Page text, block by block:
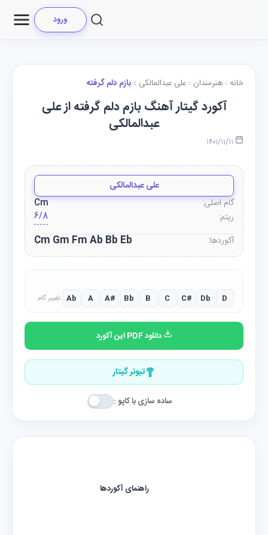
ورود
خانه هنرمندان علی عبدالمالکی بازم دلم گرفته
آکورد گیتار آهنگ بازم دلم گرفته از علی
عبدالمالکی
علی عبدالمالکی
گام اصلی:
Cm
ریتم:
6/8
آکوردها:
Cm Gm Fm Ab Bb Eb
تغییر گام: Ab A A# Bb B C C# Db D
دانلود PDF این آکورد
تیونر گیتار
ساده سازی با کاپو :
راهنمای آکوردها